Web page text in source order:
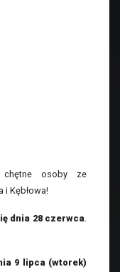
chętne osoby ze
i Kębłowa!
dnia 28 czerwca
9 lipca (wtorek)